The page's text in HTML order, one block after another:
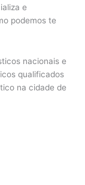
e
podemos te
nacionais e
qualificados
na cidade de